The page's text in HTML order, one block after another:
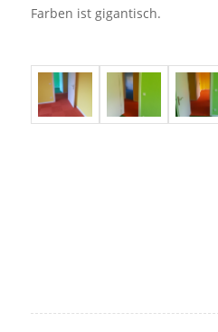
Farben ist gigantisch.